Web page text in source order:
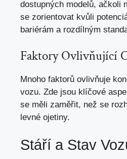
dostupných modelů, ačkoli
se zorientovat kvůli
bariérám a rozdílným
Faktory Ovlivňující
Mnoho faktorů ovlivňuje
vozu. Zde jsou klíčové
se měli zaměřit, než se
levné ojetiny.
Stáří a Stav